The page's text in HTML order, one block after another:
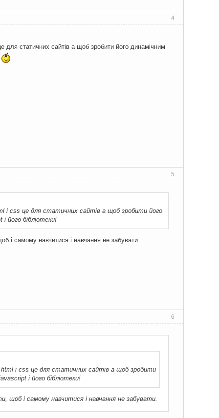
4
для статичних сайтів а щоб зробити його динамічним
5
і css це для статичних сайтів а щоб зробити його
його бібліотеки!
і самому навчитися і навчання не забувати.
6
і css це для статичних сайтів а щоб зробити
і його бібліотеки!
щоб і самому навчитися і навчання не забувати.